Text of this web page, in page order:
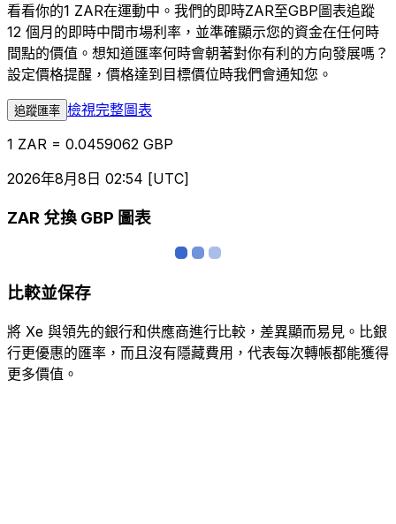
看看你的1 ZAR在運動中。我們的即時ZAR至GBP圖表追蹤
12 個月的即時中間市場利率，並準確顯示您的資金在任何時
間點的價值。想知道匯率何時會朝著對你有利的方向發展嗎？
設定價格提醒，價格達到目標價位時我們會通知您。
追蹤匯率 檢視完整圖表
1 ZAR = 0.0459062 GBP
2026年8月8日 02:54 [UTC]
ZAR 兌換 GBP 圖表
比較並保存
將 Xe 與領先的銀行和供應商進行比較，差異顯而易見。比銀
行更優惠的匯率，而且沒有隱藏費用，代表每次轉帳都能獲得
更多價值。